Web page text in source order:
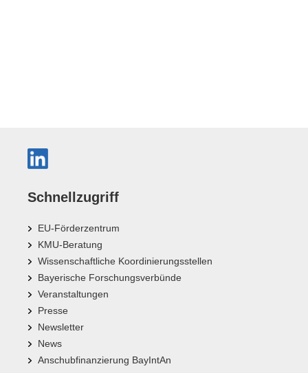
Schnellzugriff
EU-Förderzentrum
KMU-Beratung
Wissenschaftliche Koordinierungsstellen
Bayerische Forschungsverbünde
Veranstaltungen
Presse
Newsletter
News
Anschubfinanzierung BayIntAn